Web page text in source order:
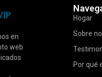
en
web
Hogar
Sobre
Por qué